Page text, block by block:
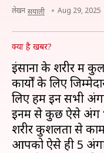
लेखन सयाली Aug 29, 2025
क्या है खबर?
इंसानों के शरीर में
कार्यों के लिए
लिए हमें इन सभी
इनमें से कुछ ऐसे अंग
शरीर कुशलता से
आपको ऐसे ही 5